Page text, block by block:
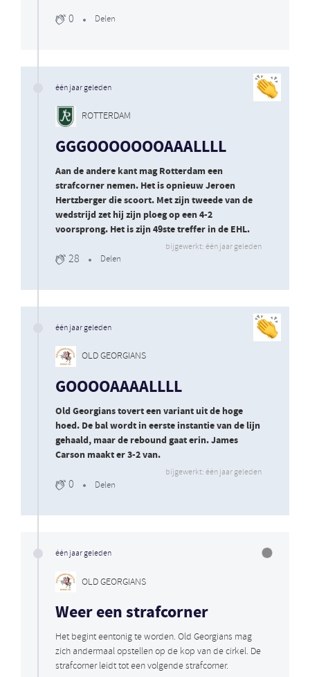
0 Delen
één jaar geleden
ROTTERDAM
GGGOOOOOOOAAALLLL
Aan de andere kant mag Rotterdam een
strafcorner nemen. Het is opnieuw Jeroen
Hertzberger die scoort. Met zijn tweede van de
wedstrijd zet hij zijn ploeg op een 4-2
voorsprong. Het is zijn 49ste treffer in de EHL.
bijgewerkt: één jaar geleden
28 Delen
één jaar geleden
OLD GEORGIANS
GOOOOAAAALLLL
Old Georgians tovert een variant uit de hoge
hoed. De bal wordt in eerste instantie van de lijn
gehaald, maar de rebound gaat erin. James
Carson maakt er 3-2 van.
bijgewerkt: één jaar geleden
0 Delen
één jaar geleden
OLD GEORGIANS
Weer een strafcorner
Het begint eentonig te worden. Old Georgians mag
zich andermaal opstellen op de kop van de cirkel. De
strafcorner leidt tot een volgende strafcorner.